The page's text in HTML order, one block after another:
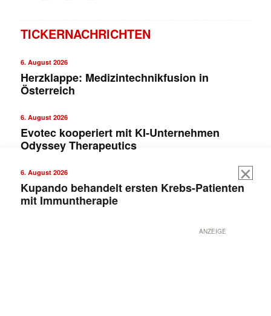
TICKERNACHRICHTEN
6. August 2026
Herzklappe: Medizintechnikfusion in
Österreich
6. August 2026
Evotec kooperiert mit KI-Unternehmen
Odyssey Therapeutics
6. August 2026
Kupando behandelt ersten Krebs-Patienten
mit Immuntherapie
ANZEIGE